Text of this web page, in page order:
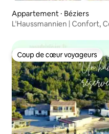
Appartement ⋅ Béziers
L'Haussmannien | Confort,
Coup de cœur voyageurs
Coup de cœur voyageurs